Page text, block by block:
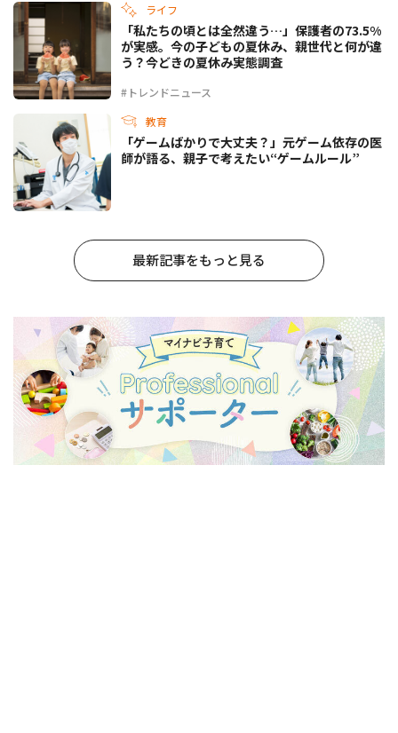
ライフ
#トレンドニュース
「私たちの頃とは全然違う…」保護者の73.5%
が実感。今の子どもの夏休み、親世代と何が違
う？今どきの夏休み実態調査
教育
「ゲームばかりで大丈夫？」元ゲーム依存の医
師が語る、親子で考えたい“ゲームルール”
最新記事をもっと見る